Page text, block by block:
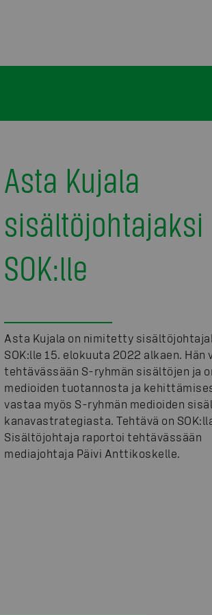
Asta Kujala
sisältöjohtajaksi
SOK:lle
Asta Kujala on nimitetty
SOK:lle 15. elokuuta 2022 alkaen. Hän
tehtävässään S-ryhmän sisältöjen ja
medioiden tuotannosta ja
vastaa myös S-ryhmän medioiden
kanavastrategiasta. Tehtävä on
Sisältöjohtaja raportoi tehtävässään
mediajohtaja Päivi Anttikoskelle.